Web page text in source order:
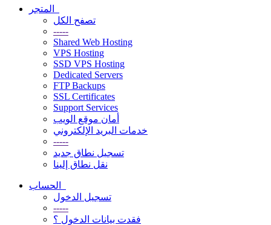
تصفح الكل
-----
Shared Web Hosting
VPS Hosting
SSD VPS Hosting
Dedicated Servers
FTP Backups
SSL Certificates
Support Services
أمان موقع الويب
خدمات البريد الإلكتروني
-----
تسجيل نطاق جديد
نقل نطاق إلينا
تسجيل الدخول
-----
فقدت بيانات الدخول ؟